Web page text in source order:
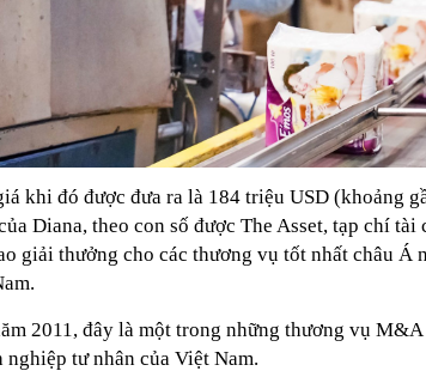
khi đó được đưa ra là 184 triệu USD (khoảng
Diana, theo con số được The Asset, tạp chí
giải thưởng cho các thương vụ tốt nhất châu Á
2011, đây là một trong những thương vụ
nghiệp tư nhân của Việt Nam.